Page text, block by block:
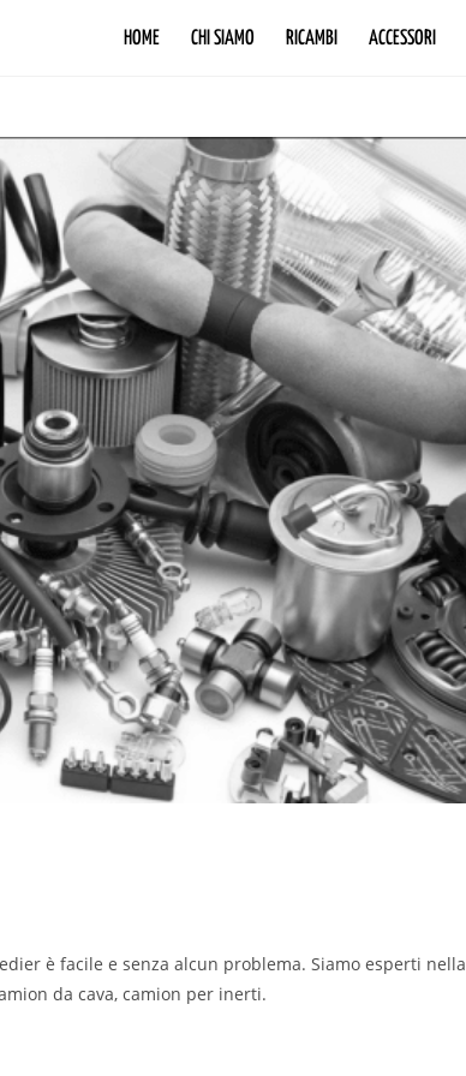
HOME CHI SIAMO RICAMBI ACCESSORI
è facile e senza alcun problema. Siamo esperti nella
da cava, camion per inerti.